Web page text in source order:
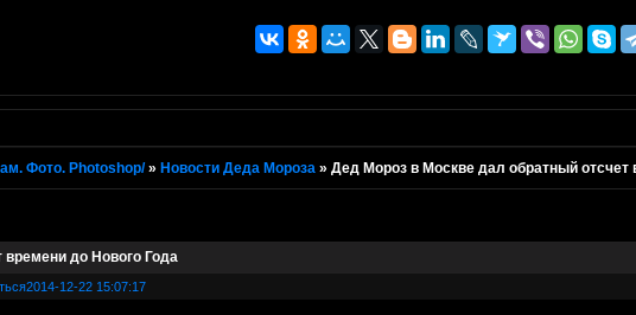
Фото. Photoshop/ » Новости Деда Мороза »Дед Мороз в Москве дал обратный отсчет
до Нового Года
2014-12-22 15:07:17